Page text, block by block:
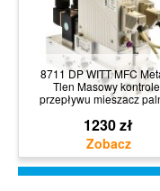
8711 DP WITT MFC
Tlen Masowy
przepływu mieszacz
1230 zł